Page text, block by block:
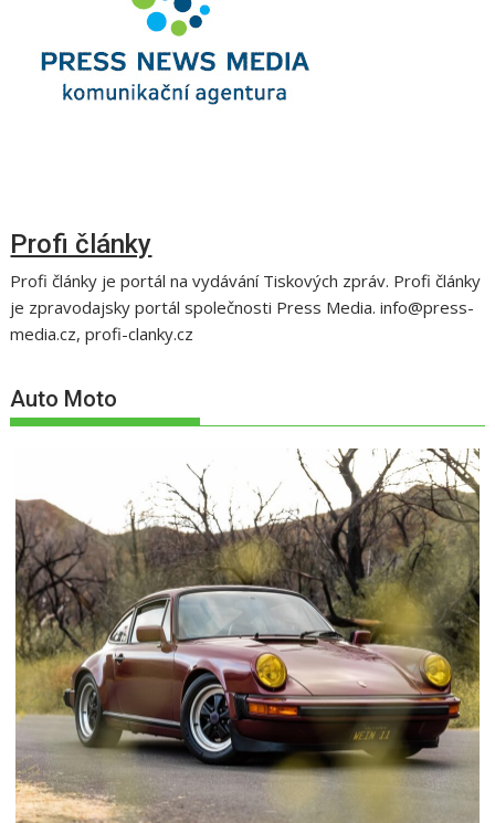
Profi články
Profi články je portál na vydávání Tiskových zpráv. Profi články
je zpravodajsky portál společnosti Press Media. info@press-
media.cz, profi-clanky.cz
Auto Moto